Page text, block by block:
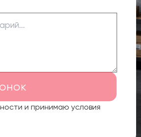
и принимаю условия